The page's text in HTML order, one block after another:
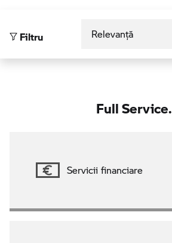
Filtru
Full Service.
Servicii financiare